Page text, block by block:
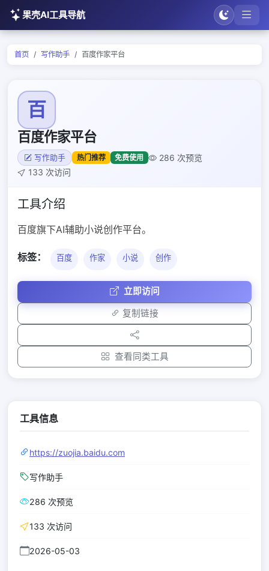
果壳AI工具导航
首页 写作助手 百度作家平台
百
百度作家平台
写作助手 热门推荐 免费使用
286 次预览
133 次访问
工具介绍
百度旗下AI辅助小说创作平台。
标签： 百度 作家 小说 创作
立即访问
复制链接
查看同类工具
工具信息
https://zuojia.baidu.com
写作助手
286 次预览
133 次访问
2026-05-03